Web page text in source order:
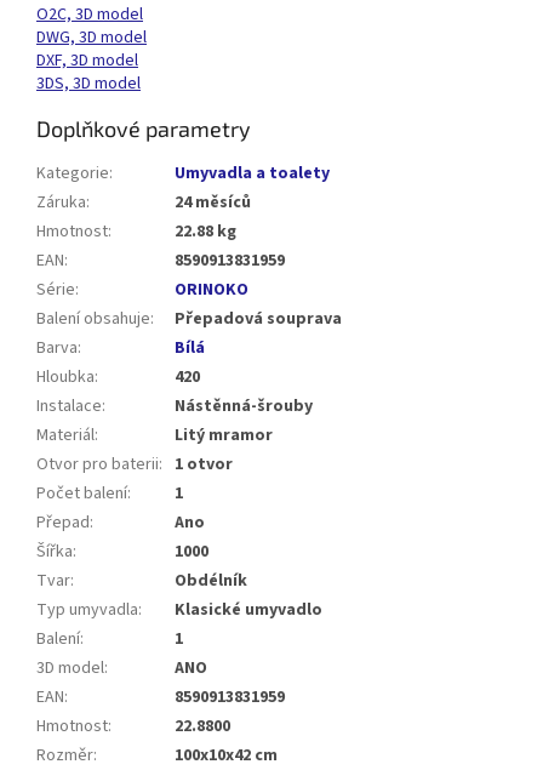
O2C, 3D model
DWG, 3D model
DXF, 3D model
3DS, 3D model
Doplňkové parametry
Kategorie:
Umyvadla a toalety
Záruka:
24 měsíců
Hmotnost:
22.88 kg
EAN:
8590913831959
Série:
ORINOKO
Balení obsahuje:
Přepadová souprava
Barva:
Bílá
Hloubka:
420
Instalace:
Nástěnná-šrouby
Materiál:
Litý mramor
Otvor pro baterii: 1 otvor
Počet balení:
1
Přepad:
Ano
Šířka:
1000
Tvar:
Obdélník
Typ umyvadla:
Klasické umyvadlo
Balení:
1
3D model:
ANO
EAN:
8590913831959
Hmotnost:
22.8800
Rozměr:
100x10x42 cm